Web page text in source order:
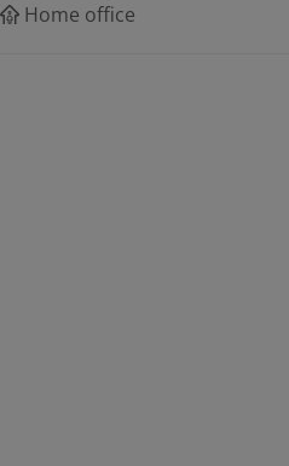
Home office